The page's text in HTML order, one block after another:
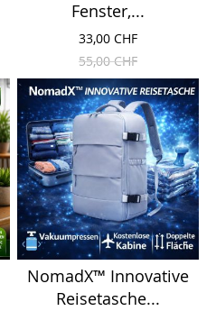
Fenster,...
33,00 CHF
55,00 CHF
NomadX™ Innovative
Reisetasche...